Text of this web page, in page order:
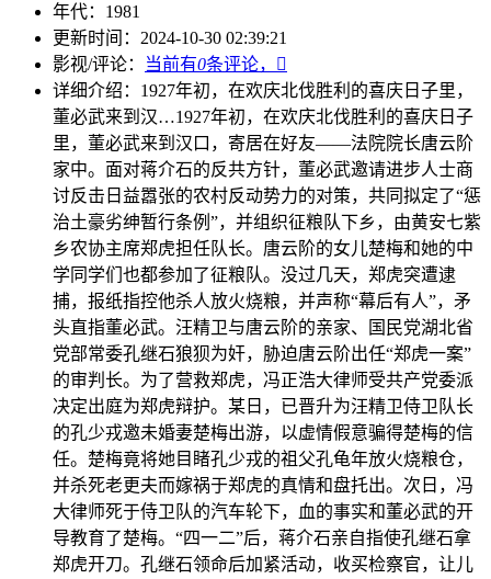
年代： 1981
更新时间： 2024-10-30 02:39:21
影视/评论：
当前有0条评论，

详细介绍： 1927年初，在欢庆北伐胜利的喜庆日子里，
董必武来到汉…1927年初，在欢庆北伐胜利的喜庆日子
里，董必武来到汉口，寄居在好友——法院院长唐云阶
家中。面对蒋介石的反共方针，董必武邀请进步人士商
讨反击日益嚣张的农村反动势力的对策，共同拟定了“惩
治土豪劣绅暂行条例”，并组织征粮队下乡，由黄安七紫
乡农协主席郑虎担任队长。唐云阶的女儿楚梅和她的中
学同学们也都参加了征粮队。没过几天，郑虎突遭逮
捕，报纸指控他杀人放火烧粮，并声称“幕后有人”，矛
头直指董必武。汪精卫与唐云阶的亲家、国民党湖北省
党部常委孔继石狼狈为奸，胁迫唐云阶出任“郑虎一案”
的审判长。为了营救郑虎，冯正浩大律师受共产党委派
决定出庭为郑虎辩护。某日，已晋升为汪精卫侍卫队长
的孔少戎邀未婚妻楚梅出游，以虚情假意骗得楚梅的信
任。楚梅竟将她目睹孔少戎的祖父孔龟年放火烧粮仓，
并杀死老更夫而嫁祸于郑虎的真情和盘托出。次日，冯
大律师死于侍卫队的汽车轮下，血的事实和董必武的开
导教育了楚梅。“四一二”后，蒋介石亲自指使孔继石拿
郑虎开刀。孔继石领命后加紧活动，收买检察官，让儿